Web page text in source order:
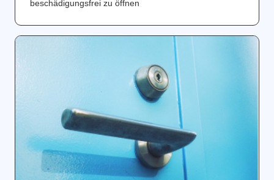
beschädigungsfrei zu öffnen